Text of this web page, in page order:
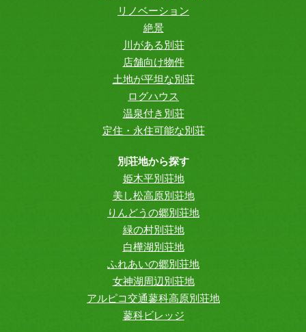
リノベーション
絶景
川がある別荘
店舗向け物件
土地が平坦な別荘
ログハウス
温泉付き別荘
定住・永住可能な別荘
別荘地から探す
姫木平別荘地
美し松高原別荘地
りんどうの郷別荘地
緑の村別荘地
白樺湖別荘地
ふれあいの郷別荘地
女神湖周辺別荘地
アルピコ交通蓼科高原別荘地
蓼科ビレッジ